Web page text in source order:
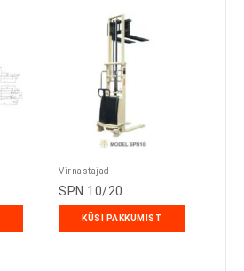
Virnastajad
SPN 10/20
KÜSI PAKKUMIST